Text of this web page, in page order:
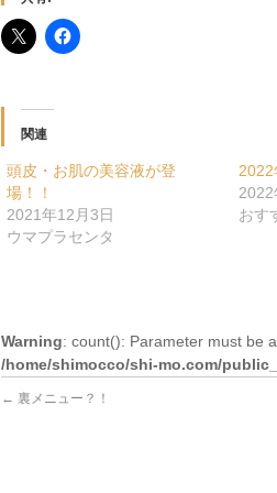
関連
頭皮・お肌の美容液が登
場！！
2021年12月3日
ウマプラセンタ
2022
2022
おす
Warning: count(): Parameter must be
/home/shimocco/shi-mo.com/
← 裏メニュー？！